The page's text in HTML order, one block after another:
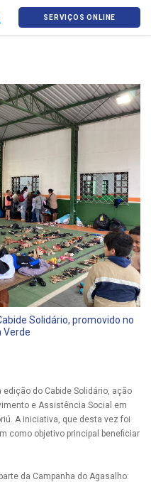
SERVIÇOS ONLINE
Solidário, promovido no
Verde
do Cabide Solidário, ação
e Assistência Social em
A iniciativa, que desta vez foi
como objetivo principal beneficiar
da Campanha do Agasalho: